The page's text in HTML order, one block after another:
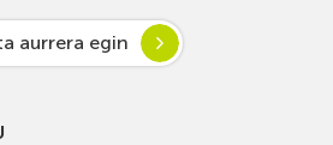
aurrera egin